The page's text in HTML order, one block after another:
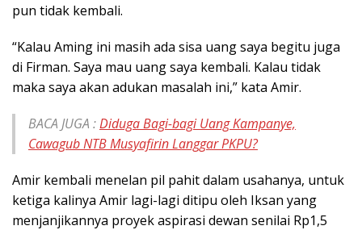
pun tidak kembali.
“Kalau Aming ini masih ada sisa uang saya begitu juga
di Firman. Saya mau uang saya kembali. Kalau tidak
maka saya akan adukan masalah ini,” kata Amir.
BACA JUGA :Diduga Bagi-bagi Uang Kampanye,
Cawagub NTB Musyafirin Langgar PKPU?
Amir kembali menelan pil pahit dalam usahanya, untuk
ketiga kalinya Amir lagi-lagi ditipu oleh Iksan yang
menjanjikannya proyek aspirasi dewan senilai Rp1,5